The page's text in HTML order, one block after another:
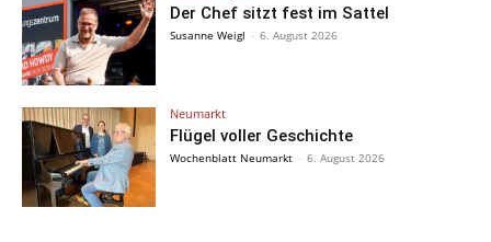
Der Chef sitzt fest im Sattel
Susanne Weigl - 6. August 2026
Neumarkt
Flügel voller Geschichte
Wochenblatt Neumarkt - 6. August 2026